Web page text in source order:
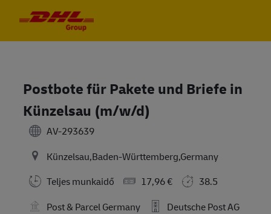
Postbote für Pakete und Briefe in
Künzelsau (m/w/d)
AV-293639
Künzelsau,Baden-Württemberg,Germany
Teljes munkaidő
17,96 €
38.5
Post & Parcel Germany
Deutsche Post AG